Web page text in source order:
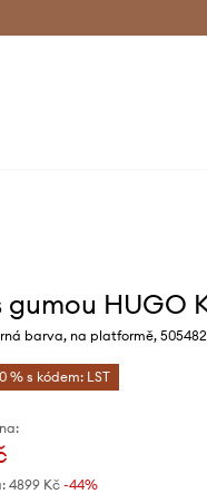
gumou HUGO
barva, na platformě,
% s kódem: LST
4899 Kč-44%